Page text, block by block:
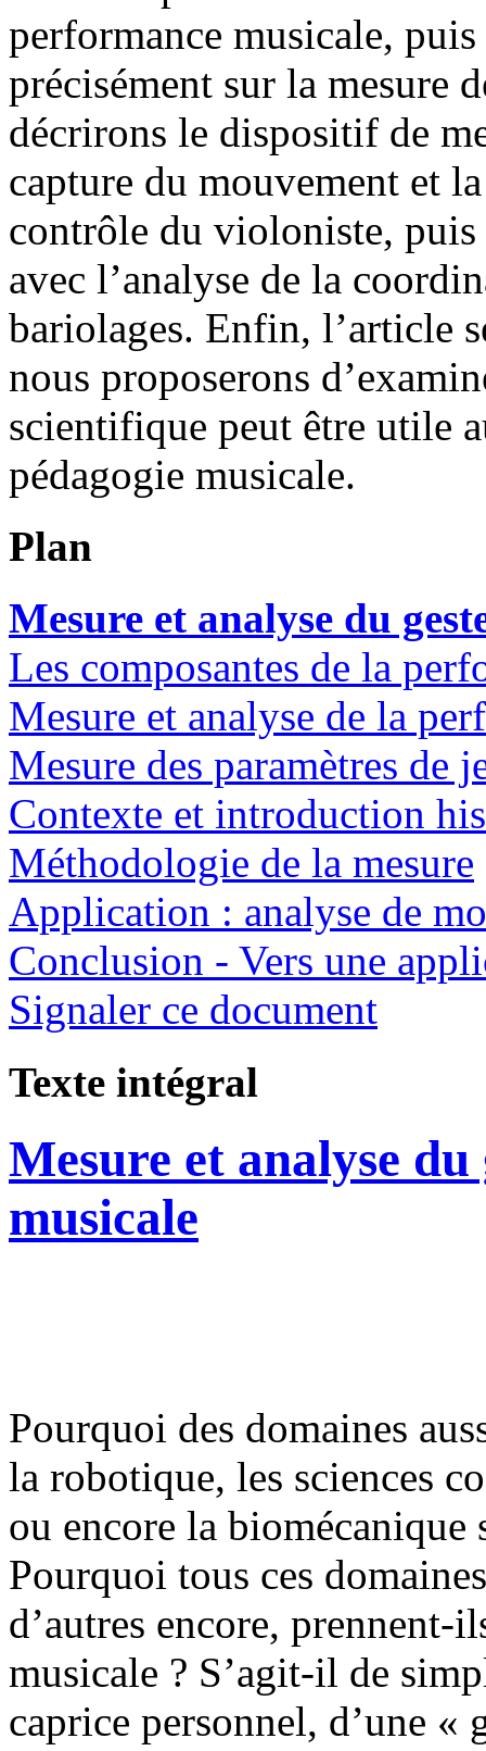
performance musicale,
précisément sur la mesure
décrirons le dispositif de
capture du mouvement et
contrôle du violoniste, puis
avec l’analyse de la
bariolages. Enfin, l’article
nous proposerons
scientifique peut être utile
pédagogie musicale.
Plan
Mesure et analyse du
Les composantes de la
Mesure et analyse de la
Mesure des paramètres de
Contexte et introduction
Méthodologie de la mesure
Application : analyse de
Conclusion - Vers une
Signaler ce document
Texte intégral
Mesure et analyse
musicale
Pourquoi des domaines
la robotique, les sciences
ou encore la biomécanique
Pourquoi tous ces
d’autres encore, prennent-
musicale ? S’agit-il de
caprice personnel, d’une «